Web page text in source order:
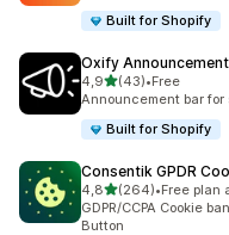
Built for Shopify
Oxify
4,9na 5 gwiazdek
(43)
Łączna liczba recenzji:
•Free
Announcement bar for
Built for Shopify
Consentik GPDR
4,8na 5 gwiazdek
(264)
Łączna liczba
•Free plan
GDPR/CCPA Cookie
Button